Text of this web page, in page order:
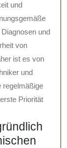
und
und
von
ist es von
und
regelmäßige
Priorität